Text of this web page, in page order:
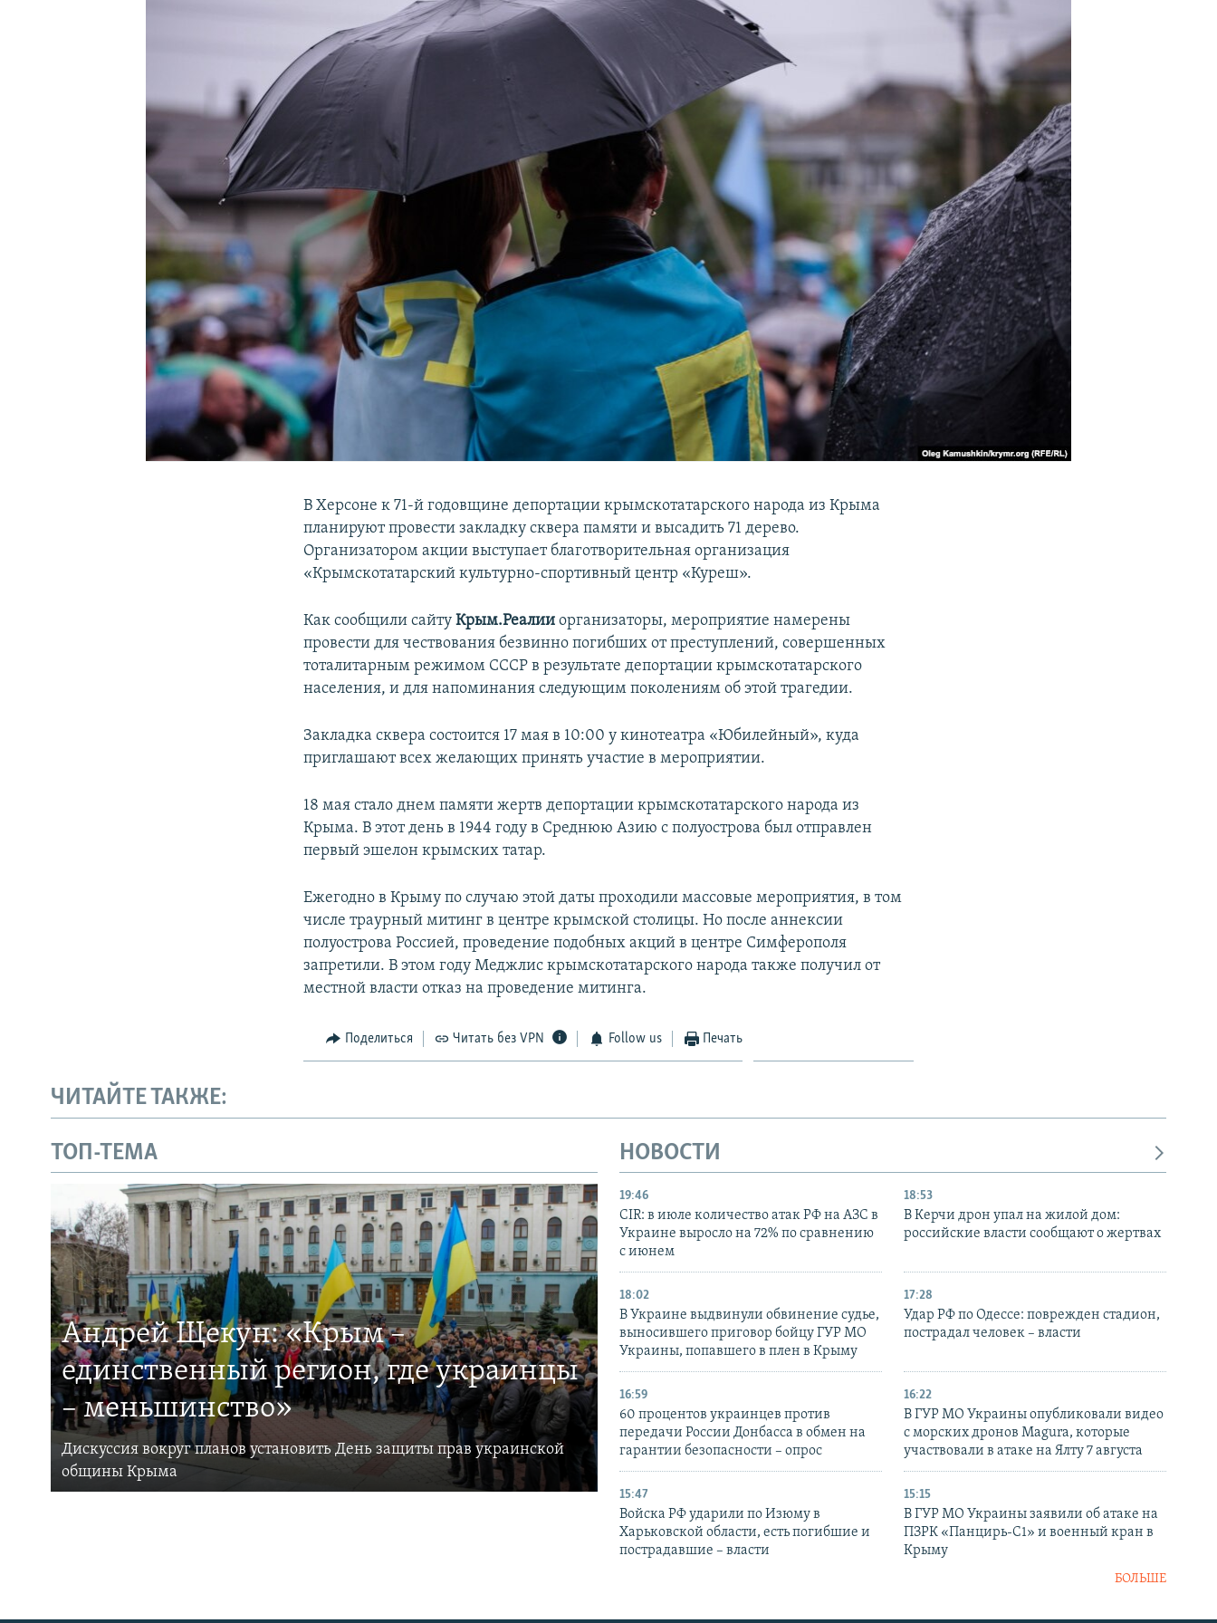
УКРАИНСКАЯ ПРОБЛЕМА КРЫМА
В Херсоне к 71-й годовщине депортации крымскотатарского народа из Крыма
планируют провести закладку сквера памяти и высадить 71 дерево.
Организатором акции выступает благотворительная организация
«Крымскотатарский культурно-спортивный центр «Куреш».
Как сообщили сайту Крым.Реалииорганизаторы, мероприятие намерены
провести для чествования безвинно погибших от преступлений, совершенных
тоталитарным режимом СССР в результате депортации крымскотатарского
населения, и для напоминания следующим поколениям об этой трагедии.
Закладка сквера состоится 17 мая в 10:00 у кинотеатра «Юбилейный», куда
приглашают всех желающих принять участие в мероприятии.
18 мая стало днем памяти жертв депортации крымскотатарского народа из
Крыма. В этот день в 1944 году в Среднюю Азию с полуострова был отправлен
первый эшелон крымских татар.
Ежегодно в Крыму по случаю этой даты проходили массовые мероприятия, в том
числе траурный митинг в центре крымской столицы. Но после аннексии
полуострова Россией, проведение подобных акций в центре Симферополя
запретили. В этом году Меджлис крымскотатарского народа также получил от
местной власти отказ на проведение митинга.
Поделиться Читать без VPN Follow us Печать
ЧИТАЙТЕ ТАКЖЕ:
ТОП-ТЕМА
Андрей Щекун: «Крым –
единственный регион, где украинцы
– меньшинство»
Дискуссия вокруг планов установить День защиты прав украинской
общины Крыма
НОВОСТИ
19:46
CIR: в июле количество атак РФ на АЗС в
Украине выросло на 72% по сравнению
с июнем
18:53
В Керчи дрон упал на жилой дом:
российские власти сообщают о жертвах
18:02
В Украине выдвинули обвинение судье,
выносившего приговор бойцу ГУР МО
Украины, попавшего в плен в Крыму
17:28
Удар РФ по Одессе: поврежден стадион,
пострадал человек – власти
16:59
60 процентов украинцев против
передачи России Донбасса в обмен на
гарантии безопасности – опрос
16:22
В ГУР МО Украины опубликовали видео
с морских дронов Magura, которые
участвовали в атаке на Ялту 7 августа
15:47
Войска РФ ударили по Изюму в
Харьковской области, есть погибшие и
пострадавшие – власти
15:15
В ГУР МО Украины заявили об атаке на
ПЗРК «Панцирь-С1» и военный кран в
Крыму
БОЛЬШЕ